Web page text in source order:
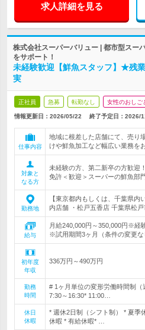
求人詳細を見る
株式会社スーパーバリュー | 都市型スー
をサポート！
未経験歓迎【鮮魚スタッフ】★残
実
正社員 急募 転勤なし 女性のおしご
情報更新日：2026/05/22 終了予定日： 2026/
仕事内容
地域に根差した店舗にて、売り
けや鮮魚加工など幅広い業務を
対象と
なる方
未経験の方、第二新卒の方歓迎
免許＜歓迎＞スーパーの鮮魚部
勤務地
【東京都内もしくは、千葉県
内店舗 ・松戸五香店 千葉県松戸
給与
月給240,000円～350,000円※経
※試用期間3ヶ月（条件の変更な
初年度
年収
336万円～490万円
勤務
時間
# 1ヶ月単位の変形労働時間制
7:30～16:30* 11:00…
休日
休暇
* 週休2日制（シフト制） * 夏季
休暇 * 有給休暇* …